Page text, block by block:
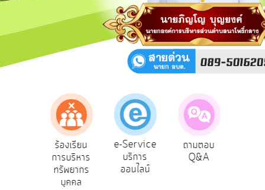
กิจการ
สภา
บริการ
ร้องเรียน
การบริหาร
ทรัพยากร
บุคคล
e-Service
บริการ
ออนไลน์
ถามตอบ
Q&A